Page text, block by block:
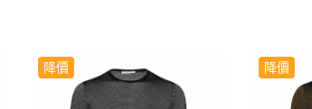
降價 降價